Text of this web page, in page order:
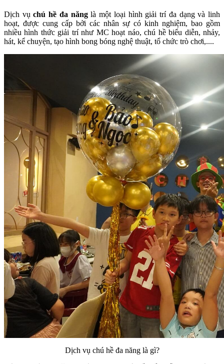
Dịch vụchú hề đa nănglà một loại hình giải trí đa dạng và linh
hoạt, được cung cấp bởi các nhân sự có kinh nghiệm, bao gồm
nhiều hình thức giải trí như MC hoạt náo, chú hề biểu diễn, nhảy,
hát, kể chuyện, tạo hình bong bóng nghệ thuật, tổ chức trò chơi,....
Dịch vụ chú hề đa năng là gì?